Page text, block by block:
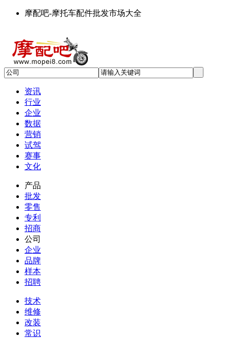
摩配吧-摩托车配件批发市场大全
资讯
行业
企业
数据
营销
试驾
赛事
文化
产品
批发
零售
专利
招商
公司
企业
品牌
样本
招聘
技术
维修
改装
常识